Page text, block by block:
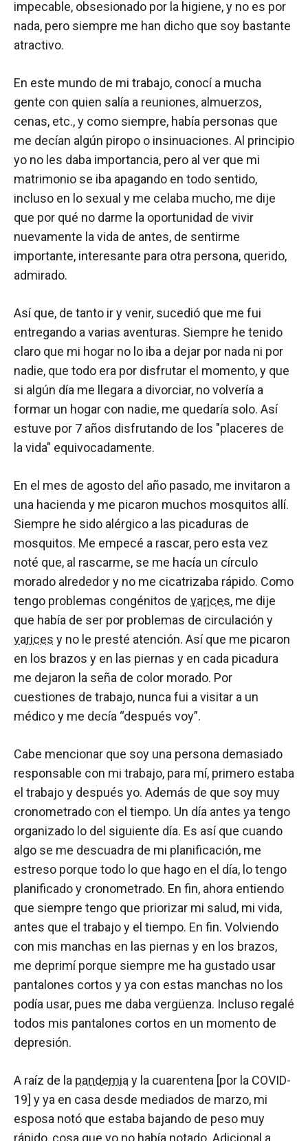
impecable, obsesionado por la higiene, y no es por
nada, pero siempre me han dicho que soy bastante
atractivo.
En este mundo de mi trabajo, conocí a mucha
gente con quien salía a reuniones, almuerzos,
cenas, etc., y como siempre, había personas que
me decían algún piropo o insinuaciones. Al principio
yo no les daba importancia, pero al ver que mi
matrimonio se iba apagando en todo sentido,
incluso en lo sexual y me celaba mucho, me dije
que por qué no darme la oportunidad de vivir
nuevamente la vida de antes, de sentirme
importante, interesante para otra persona, querido,
admirado.
Así que, de tanto ir y venir, sucedió que me fui
entregando a varias aventuras. Siempre he tenido
claro que mi hogar no lo iba a dejar por nada ni por
nadie, que todo era por disfrutar el momento, y que
si algún día me llegara a divorciar, no volvería a
formar un hogar con nadie, me quedaría solo. Así
estuve por 7 años disfrutando de los "placeres de
la vida" equivocadamente.
En el mes de agosto del año pasado, me invitaron a
una hacienda y me picaron muchos mosquitos allí.
Siempre he sido alérgico a las picaduras de
mosquitos. Me empecé a rascar, pero esta vez
noté que, al rascarme, se me hacía un círculo
morado alrededor y no me cicatrizaba rápido. Como
tengo problemas congénitos de varices, me dije
que había de ser por problemas de circulación y
varices y no le presté atención. Así que me picaron
en los brazos y en las piernas y en cada picadura
me dejaron la seña de color morado. Por
cuestiones de trabajo, nunca fui a visitar a un
médico y me decía “después voy”.
Cabe mencionar que soy una persona demasiado
responsable con mi trabajo, para mí, primero estaba
el trabajo y después yo. Además de que soy muy
cronometrado con el tiempo. Un día antes ya tengo
organizado lo del siguiente día. Es así que cuando
algo se me descuadra de mi planificación, me
estreso porque todo lo que hago en el día, lo tengo
planificado y cronometrado. En fin, ahora entiendo
que siempre tengo que priorizar mi salud, mi vida,
antes que el trabajo y el tiempo. En fin. Volviendo
con mis manchas en las piernas y en los brazos,
me deprimí porque siempre me ha gustado usar
pantalones cortos y ya con estas manchas no los
podía usar, pues me daba vergüenza. Incluso regalé
todos mis pantalones cortos en un momento de
depresión.
A raíz de la pandemia y la cuarentena [por la COVID-
19] y ya en casa desde mediados de marzo, mi
esposa notó que estaba bajando de peso muy
rápido, cosa que yo no había notado. Adicional a